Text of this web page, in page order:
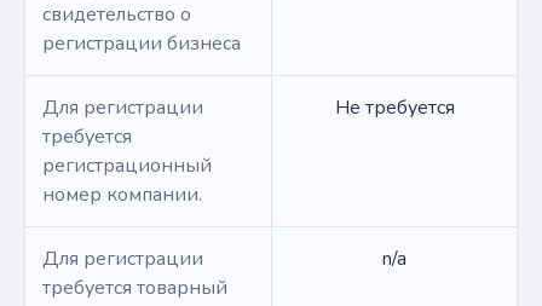
свидетельство о
регистрации бизнеса
Для регистрации
требуется
регистрационный
номер компании.
Не требуется
Для регистрации
требуется товарный
n/a